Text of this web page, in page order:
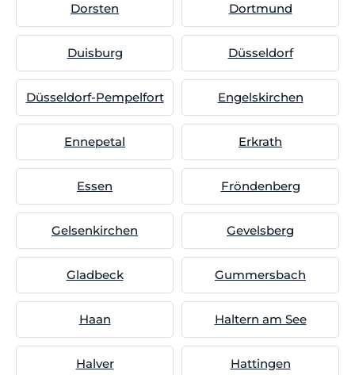
Dorsten Dortmund
Duisburg Düsseldorf
Düsseldorf-Pempelfort Engelskirchen
Ennepetal Erkrath
Essen Fröndenberg
Gelsenkirchen Gevelsberg
Gladbeck Gummersbach
Haan Haltern am See
Halver Hattingen